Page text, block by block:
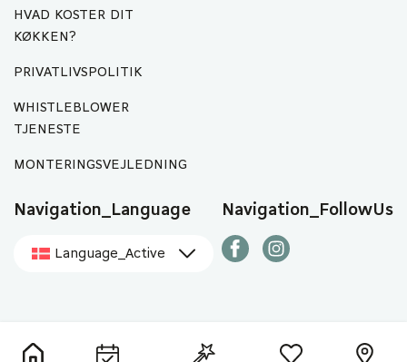
HVAD KOSTER DIT
KØKKEN?
PRIVATLIVSPOLITIK
WHISTLEBLOWER
TJENESTE
MONTERINGSVEJLEDNING
Navigation_Language
Language_Active
Navigation_FollowUs